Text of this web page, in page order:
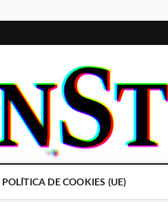
POLÍTICA DE COOKIES (UE)